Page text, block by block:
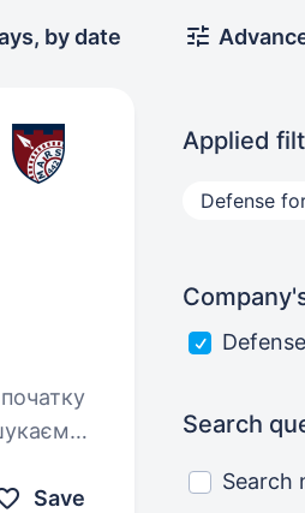
by date
Save
Applied
Defense
Search
Search